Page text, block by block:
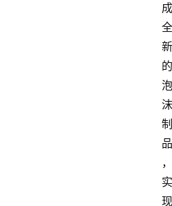
成
全
新
的
泡
沫
制
品
，
实
现